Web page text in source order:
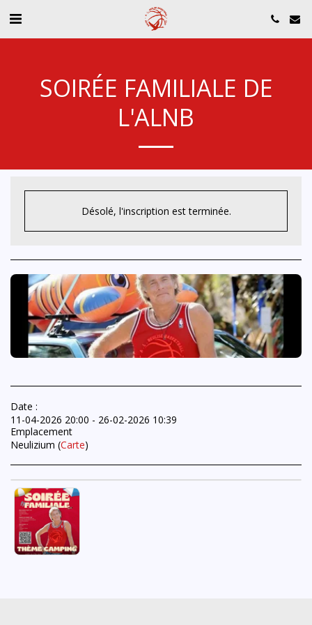
SOIRÉE FAMILIALE DE
L'ALNB
Désolé, l'inscription est terminée.
Date :
11-04-2026 20:00 - 26-02-2026 10:39
Emplacement
Neulizium (Carte)